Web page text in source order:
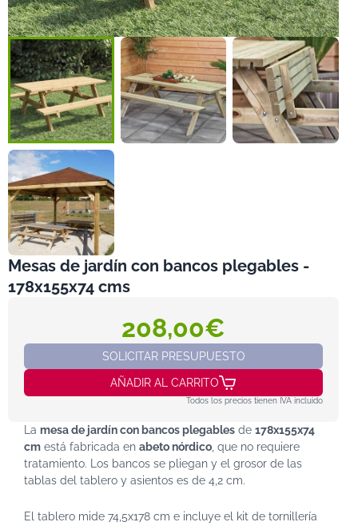
Mesas de jardín con bancos plegables -
178x155x74 cms
208,00€
SOLICITAR PRESUPUESTO
AÑADIR AL CARRITO
Todos los precios tienen IVA incluido
La mesa de jardín con bancos plegables de 178x155x74
cm está fabricada en abeto nórdico, que no requiere
tratamiento. Los bancos se pliegan y el grosor de las
tablas del tablero y asientos es de 4,2 cm.
El tablero mide 74,5x178 cm e incluye el kit de tornillería